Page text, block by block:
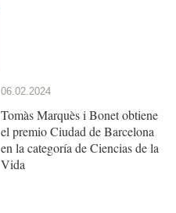
06.02.2024
Tomàs Marquès i Bonet obtiene
el premio Ciudad de Barcelona
en la categoría de Ciencias de la
Vida